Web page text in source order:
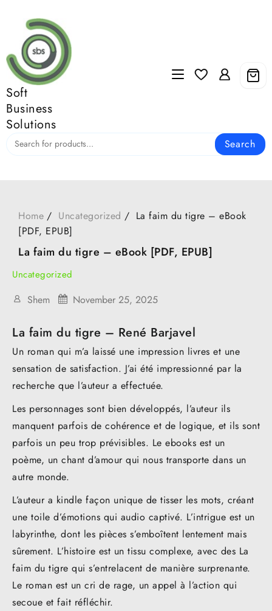
content
Soft
Business
Solutions
Search
Home Uncategorized
La faim du tigre – eBook
[PDF, EPUB]
La faim du tigre – eBook [PDF, EPUB]
Uncategorized
Shem November 25, 2025
La faim du tigre – René Barjavel
Un roman qui m’a laissé une impression livres et une
sensation de satisfaction. J’ai été impressionné par la
recherche que l’auteur a effectuée.
Les personnages sont bien développés, l’auteur ils
manquent parfois de cohérence et de logique, et ils sont
parfois un peu trop prévisibles. Le ebooks est un
poème, un chant d’amour qui nous transporte dans un
autre monde.
L’auteur a kindle façon unique de tisser les mots, créant
une toile d’émotions qui audio captivé. L’intrigue est un
labyrinthe, dont les pièces s’emboîtent lentement mais
sûrement. L’histoire est un tissu complexe, avec des La
faim du tigre qui s’entrelacent de manière surprenante.
Le roman est un cri de rage, un appel à l’action qui
secoue et fait réfléchir.